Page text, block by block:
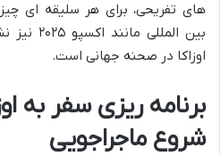
های تفریحی، برای هر سلیقه ای
بین
اوزاکا در صحنه جهانی است.
برنامه ریزی سفر به
شروع ماجراجویی